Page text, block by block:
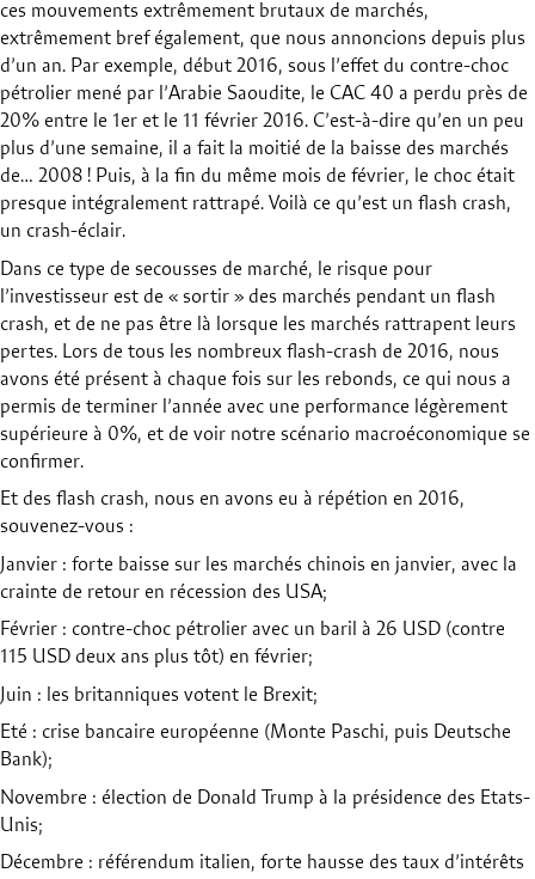
ces mouvements extrêmement brutaux de marchés,
extrêmement bref également, que nous annoncions depuis plus
d’un an. Par exemple, début 2016, sous l’effet du contre-choc
pétrolier mené par l’Arabie Saoudite, le CAC 40 a perdu près de
20% entre le 1er et le 11 février 2016. C’est-à-dire qu’en un peu
plus d’une semaine, il a fait la moitié de la baisse des marchés
de… 2008 ! Puis, à la fin du même mois de février, le choc était
presque intégralement rattrapé. Voilà ce qu’est un flash crash,
un crash-éclair.
Dans ce type de secousses de marché, le risque pour
l’investisseur est de « sortir » des marchés pendant un flash
crash, et de ne pas être là lorsque les marchés rattrapent leurs
pertes. Lors de tous les nombreux flash-crash de 2016, nous
avons été présent à chaque fois sur les rebonds, ce qui nous a
permis de terminer l’année avec une performance légèrement
supérieure à 0%, et de voir notre scénario macroéconomique se
confirmer.
Et des flash crash, nous en avons eu à répétion en 2016,
souvenez-vous :
Janvier : forte baisse sur les marchés chinois en janvier, avec la
crainte de retour en récession des USA;
Février : contre-choc pétrolier avec un baril à 26 USD (contre
115 USD deux ans plus tôt) en février;
Juin : les britanniques votent le Brexit;
Eté : crise bancaire européenne (Monte Paschi, puis Deutsche
Bank);
Novembre : élection de Donald Trump à la présidence des Etats-
Unis;
Décembre : référendum italien, forte hausse des taux d’intérêts